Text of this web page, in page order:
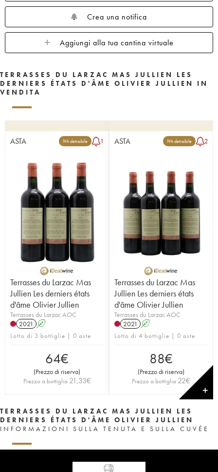
Crea una notifica
Aggiungi alla tua cantina virtuale
TERRASSES DU LARZAC MAS JULLIEN LES
DERNIERS ÉTATS D'ÂME OLIVIER JULLIEN IN
VENDITA
ASTA IVA detraibile 1
Terrasses du Larzac Mas
Jullien Les derniers états
d'âme Olivier Jullien
Terrasses du Larzac AOC
2021
A
Lotto di 3 bottiglie | 0 aste
64€
(Prezzo di riserva)
Prezzo a bottiglia 21,33€
ASTA IVA detraibile 2
Terrasses du Larzac Mas
Jullien Les derniers états
d'âme Olivier Jullien
Terrasses du Larzac AOC
2021
A
Lotto di 4 bottiglie | 0 aste
88€
(Prezzo di riserva)
Prezzo a bottiglia 22€
✕
TERRASSES DU LARZAC MAS JULLIEN LES
DERNIERS ÉTATS D'ÂME OLIVIER JULLIEN
INFORMAZIONI SULLA TENUTA E SULLA CUVÉE